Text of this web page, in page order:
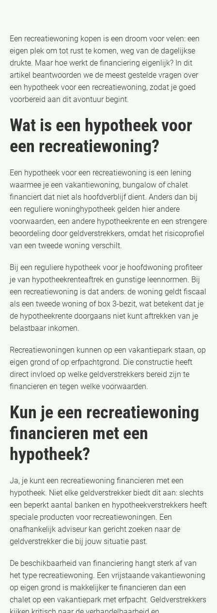
Een recreatiewoning kopen is een droom voor velen: een
eigen plek om tot rust te komen, weg van de dagelijkse
drukte. Maar hoe werkt de financiering eigenlijk? In dit
artikel beantwoorden we de meest gestelde vragen over
een hypotheek voor een recreatiewoning, zodat je goed
voorbereid aan dit avontuur begint.
Wat is een hypotheek voor
een recreatiewoning?
Een hypotheek voor een recreatiewoning is een lening
waarmee je een vakantiewoning, bungalow of chalet
financiert dat niet als hoofdverblijf dient. Anders dan bij
een reguliere woninghypotheek gelden hier andere
voorwaarden, een andere hypotheekrente en een strengere
beoordeling door geldverstrekkers, omdat het risicoprofiel
van een tweede woning verschilt.
Bij een reguliere hypotheek voor je hoofdwoning profiteer
je van hypotheekrenteaftrek en gunstige leennormen. Bij
een recreatiewoning is dat anders: de woning geldt fiscaal
als een tweede woning of box 3-bezit, wat betekent dat je
de hypotheekrente doorgaans niet kunt aftrekken van je
belastbaar inkomen.
Recreatiewoningen kunnen op een vakantiepark staan, op
eigen grond of op erfpachtgrond. Die constructie heeft
direct invloed op welke geldverstrekkers bereid zijn te
financieren en tegen welke voorwaarden.
Kun je een recreatiewoning
financieren met een
hypotheek?
Ja, je kunt een recreatiewoning financieren met een
hypotheek. Niet elke geldverstrekker biedt dit aan: slechts
een beperkt aantal banken en hypotheekverstrekkers heeft
speciale producten voor recreatiewoningen. Een
onafhankelijk adviseur kan gericht zoeken naar de
geldverstrekker die bij jouw situatie past.
De beschikbaarheid van financiering hangt sterk af van
het type recreatiewoning. Een vrijstaande vakantiewoning
op eigen grond is makkelijker te financieren dan een
chalet op een vakantiepark met erfpacht. Geldverstrekkers